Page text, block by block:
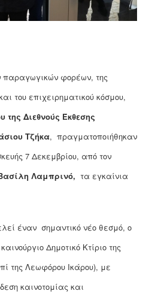
φορέων, της
του επιχειρηματικού κόσμου,
της Διεθνούς Έκθεσης
Τζήκα, πραγματοποιήθηκαν
7 Δεκεμβρίου, από τον
Λαμπρινό, τα εγκαίνια
έναν σημαντικό νέο θεσμό, ο
Δημοτικό Κτίριο της
της Λεωφόρου Ικάρου), με
καινοτομίας και